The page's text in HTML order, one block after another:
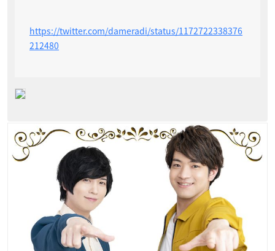
https://twitter.com/dameradi/status/1172722338376
212480